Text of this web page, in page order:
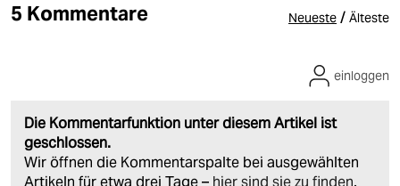
5 Kommentare Neueste / Älteste
Die Kommentarfunktion unter diesem Artikel ist
geschlossen.
Wir öffnen die Kommentarspalte bei ausgewählten
Artikeln für etwa drei Tage – hier sind sie zu finden.
einloggen